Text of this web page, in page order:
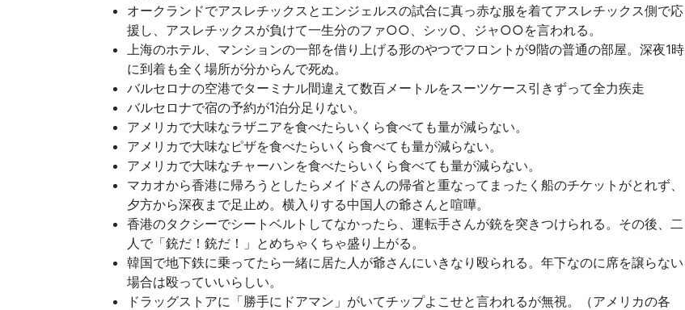
オークランドでアスレチックスとエンジェルスの試合に真っ赤な服を着てアスレチックス側で応
援し、アスレチックスが負けて一生分のファ○○、シッ○、ジャ○○を言われる。
上海のホテル、マンションの一部を借り上げる形のやつでフロントが9階の普通の部屋。深夜1時
に到着も全く場所が分からんで死ぬ。
バルセロナの空港でターミナル間違えて数百メートルをスーツケース引きずって全力疾走
バルセロナで宿の予約が1泊分足りない。
アメリカで大味なラザニアを食べたらいくら食べても量が減らない。
アメリカで大味なピザを食べたらいくら食べても量が減らない。
アメリカで大味なチャーハンを食べたらいくら食べても量が減らない。
マカオから香港に帰ろうとしたらメイドさんの帰省と重なってまったく船のチケットがとれず、
夕方から深夜まで足止め。横入りする中国人の爺さんと喧嘩。
香港のタクシーでシートベルトしてなかったら、運転手さんが銃を突きつけられる。その後、二
人で「銃だ！銃だ！」とめちゃくちゃ盛り上がる。
韓国で地下鉄に乗ってたら一緒に居た人が爺さんにいきなり殴られる。年下なのに席を譲らない
場合は殴っていいらしい。
ドラッグストアに「勝手にドアマン」がいてチップよこせと言われるが無視。（アメリカの各